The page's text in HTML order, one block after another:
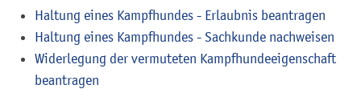
Haltung eines Kampfhundes - Erlaubnis beantragen
Haltung eines Kampfhundes - Sachkunde nachweisen
Widerlegung der vermuteten Kampfhundeeigenschaft
beantragen